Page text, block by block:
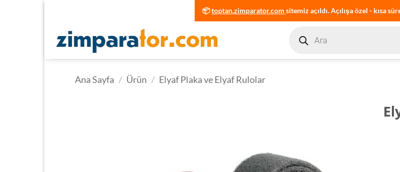
📦toptan.zimparator.com sitemiz açıldı. Açılışa özel - kısa
search
Ana Sayfa / Ürün / Elyaf Plaka ve Elyaf Rulolar